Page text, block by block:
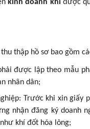
kinh doanh khíđược
thập hồ sơ bao gồm
được lập theo mẫu
nhân dân;
Trước khi xin giấy
nhận đăng ký doanh
khí đốt hóa lỏng;